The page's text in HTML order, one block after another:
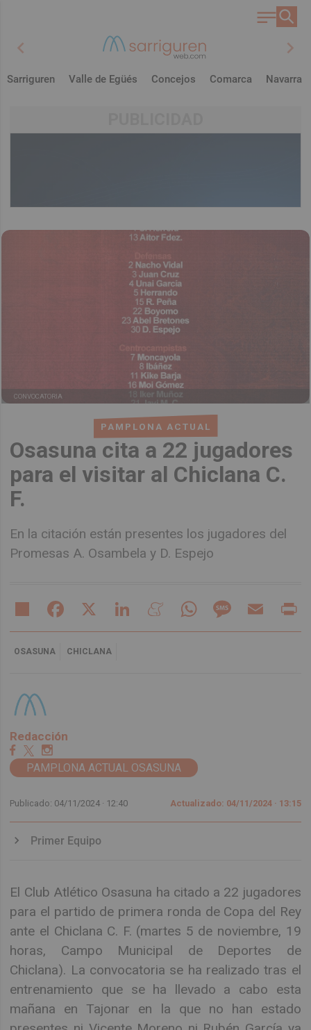
chevron_left chevron_right
Sarriguren Valle de Egüés Concejos Comarca Navarra
PAMPLONA ACTUAL
Osasuna cita a 22 jugadores
para el visitar al Chiclana C.
F.
En la citación están presentes los jugadores del
Promesas A. Osambela y D. Espejo
CONVOCATORIA
Share Facebook LinkedIn MeneameWhatsAppMessageEmail
OSASUNA CHICLANA
Redacción
PAMPLONA ACTUAL OSASUNA
Publicado: 04/11/2024 · 12:40 Actualizado: 04/11/2024 · 13:15
Primer Equipo
El Club Atlético Osasuna ha citado a 22 jugadores
para el partido de primera ronda de Copa del Rey
ante el Chiclana C. F. (martes 5 de noviembre, 19
horas, Campo Municipal de Deportes de
Chiclana). La convocatoria se ha realizado tras el
entrenamiento que se ha llevado a cabo esta
mañana en Tajonar en la que no han estado